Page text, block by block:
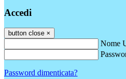
Accedi
button close ×
Nome
Password dimenticata?